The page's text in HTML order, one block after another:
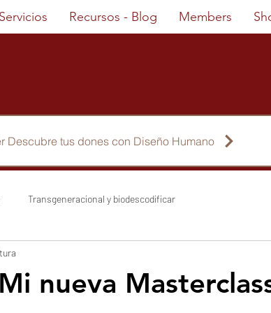
Descubre tus dones con Diseño Humano
Servicios Recursos - Blog Members
Transgeneracional y biodescodificar
nueva